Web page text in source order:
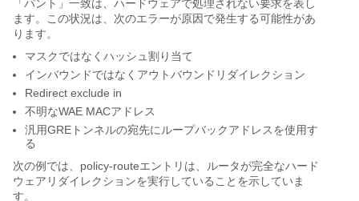
「パント」一致は、ハードウェアで処理されない要求を表し
ます。この状況は、次のエラーが原因で発生する可能性があ
ります。
マスクではなくハッシュ割り当て
インバウンドではなくアウトバウンドリダイレクション
Redirect exclude in
不明なWAE MACアドレス
汎用GREトンネルの宛先にループバックアドレスを使用す
る
次の例では、policy-routeエントリは、ルータが完全なハード
ウェアリダイレクションを実行していることを示していま
す。